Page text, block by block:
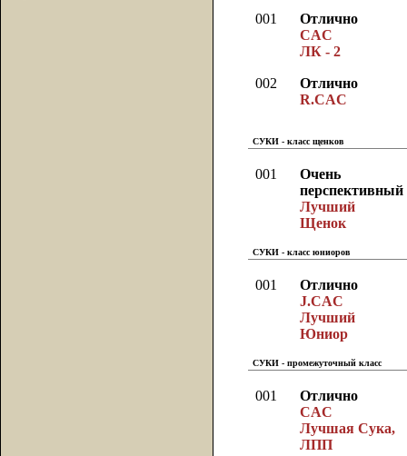
001
Отлично
CAC
ЛК - 2
002
Отлично
R.CAC
СУКИ - класс щенков
001
Очень
перспективный
Лучший
Щенок
СУКИ - класс юниоров
001
Отлично
J.CAC
Лучший
Юниор
СУКИ - промежуточный класс
001
Отлично
CAC
Лучшая Сука,
ЛПП